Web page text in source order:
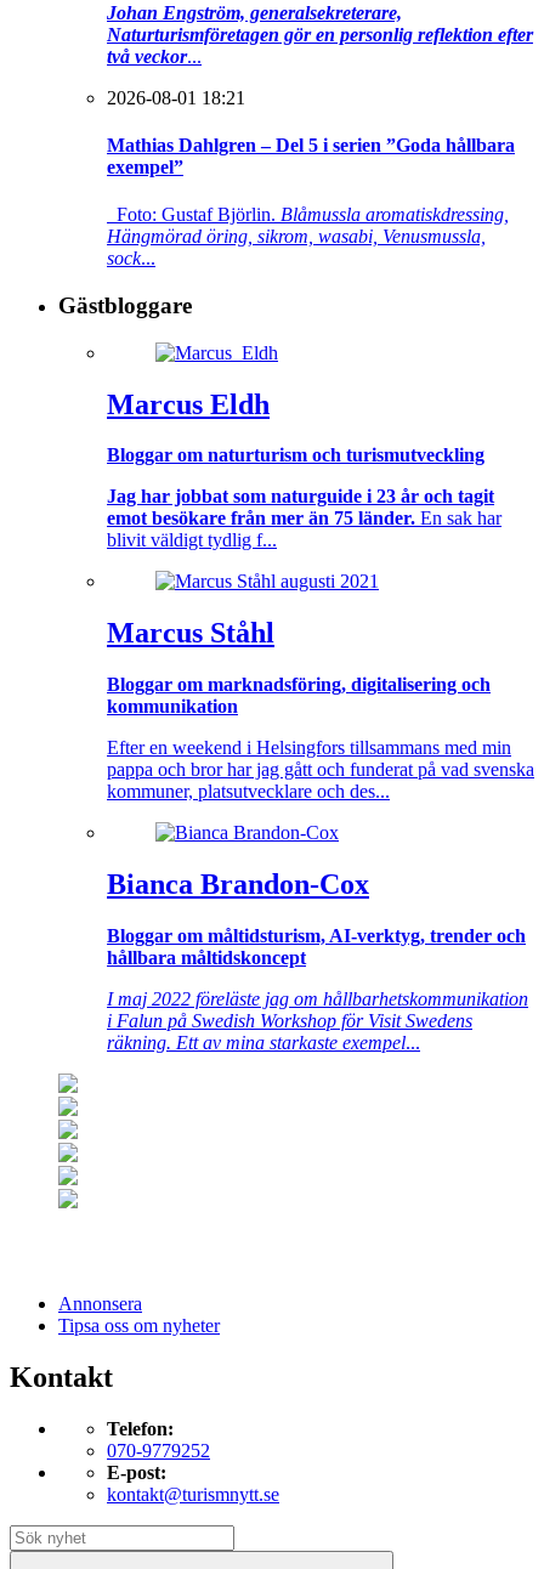
Johan Engström, generalsekreterare,
Naturturismföretagen gör en personlig reflektion efter
två veckor...
2026-08-01 18:21
Mathias Dahlgren – Del 5 i serien ”Goda hållbara
exempel”
Foto: Gustaf Björlin. Blåmussla aromatiskdressing,
Hängmörad öring, sikrom, wasabi, Venusmussla,
sock...
Gästbloggare
Marcus Eldh
Bloggar om naturturism och turismutveckling
Jag har jobbat som naturguide i 23 år och tagit
emot besökare från mer än 75 länder. En sak har
blivit väldigt tydlig f...
Marcus Ståhl
Bloggar om marknadsföring, digitalisering och
kommunikation
Efter en weekend i Helsingfors tillsammans med min
pappa och bror har jag gått och funderat på vad svenska
kommuner, platsutvecklare och des...
Bianca Brandon-Cox
Bloggar om måltidsturism, AI-verktyg, trender och
hållbara måltidskoncept
I maj 2022 föreläste jag om hållbarhetskommunikation
i Falun på Swedish Workshop för Visit Swedens
räkning. Ett av mina starkaste exempel...
Annonsera
Tipsa oss om nyheter
Kontakt
Telefon:
070-9779252
E-post:
kontakt@turismnytt.se